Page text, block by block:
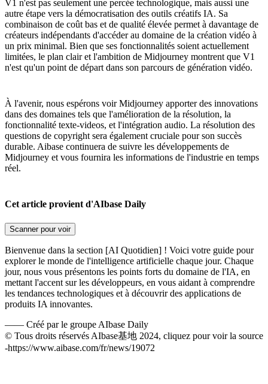
V1 n'est pas seulement une percée technologique, mais aussi une
autre étape vers la démocratisation des outils créatifs IA. Sa
combinaison de coût bas et de qualité élevée permet à davantage de
créateurs indépendants d'accéder au domaine de la création vidéo à
un prix minimal. Bien que ses fonctionnalités soient actuellement
limitées, le plan clair et l'ambition de Midjourney montrent que V1
n'est qu'un point de départ dans son parcours de génération vidéo.
À l'avenir, nous espérons voir Midjourney apporter des innovations
dans des domaines tels que l'amélioration de la résolution, la
fonctionnalité texte-videos, et l'intégration audio. La résolution des
questions de copyright sera également cruciale pour son succès
durable. Aibase continuera de suivre les développements de
Midjourney et vous fournira les informations de l'industrie en temps
réel.
Cet article provient d'AIbase Daily
Scanner pour voir
Bienvenue dans la section [AI Quotidien] ! Voici votre guide pour
explorer le monde de l'intelligence artificielle chaque jour. Chaque
jour, nous vous présentons les points forts du domaine de l'IA, en
mettant l'accent sur les développeurs, en vous aidant à comprendre
les tendances technologiques et à découvrir des applications de
produits IA innovantes.
—— Créé par le groupe AIbase Daily
© Tous droits réservés AIbase基地 2024, cliquez pour voir la source
-https://www.aibase.com/fr/news/19072